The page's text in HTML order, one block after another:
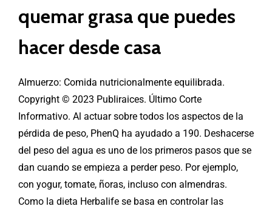
quemar grasa que puedes
hacer desde casa
Almuerzo: Comida nutricionalmente equilibrada.
Copyright © 2023 Publiraices. Último Corte
Informativo. Al actuar sobre todos los aspectos de la
pérdida de peso, PhenQ ha ayudado a 190. Deshacerse
del peso del agua es uno de los primeros pasos que se
dan cuando se empieza a perder peso. Por ejemplo,
con yogur, tomate, ñoras, incluso con almendras.
Como la dieta Herbalife se basa en controlar las